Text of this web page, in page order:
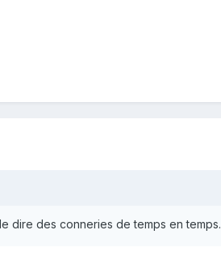
dire des conneries de temps en temps.